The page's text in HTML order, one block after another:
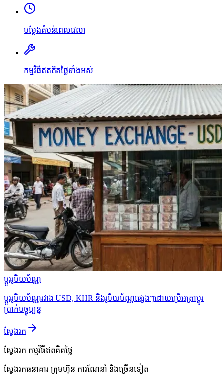
បម្លែងតំបន់ពេលវេលា
កម្មវិធីឥតគិតថ្លៃទាំងអស់
ប្ដូររូបិយប័ណ្ណ
ប្ដូររូបិយប័ណ្ណរវាង USD, KHR និងរូបិយប័ណ្ណផ្សេងៗដោយប្រើអត្រាប្ដូរ
ប្រាក់បច្ចុប្បន្ន
ស្វែងរក
ស្វែងរក កម្មវិធីឥតគិតថ្លៃ
ស្វែងរកធនាគារ ក្រុមហ៊ុន ការណែនាំ និងច្រើនទៀត